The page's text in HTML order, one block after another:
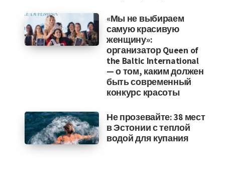
«Мы не выбираем
самую красивую
женщину»:
организатор Queen of
the Baltic International
— о том, каким должен
быть современный
конкурс красоты
Не прозевайте: 38 мест
в Эстонии с теплой
водой для купания